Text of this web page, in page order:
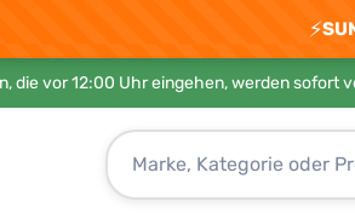
⚡
die vor 12:00 Uhr eingehen, werden sofort